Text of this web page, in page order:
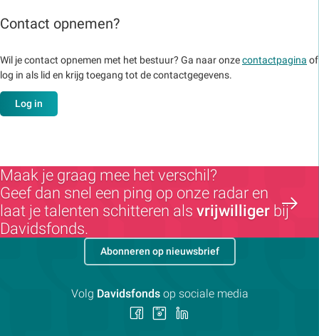
Contact opnemen?
Wil je contact opnemen met het bestuur? Ga naar onzecontactpagina of
log in als lid en krijg toegang tot de contactgegevens.
Log in
Maak je graag mee het verschil?
Geef dan snel een ping op onze radar en
laat je talenten schitteren als vrijwilliger bij
Davidsfonds.
Abonneren op nieuwsbrief
Volg Davidsfondsop sociale media
Volg Volg